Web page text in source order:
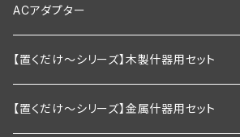
1200mm以下
900ｍｍ以下
1200ｍｍ以下
600ｍｍ以下
900ｍｍ以下
1200ｍｍ以下
棚板幅900×奥行200ｍｍ
棚板幅900×奥行250ｍｍ
棚板幅1200×奥行200ｍｍ
ダブルタイプ
絶縁引掛けタイプ
通常型
調光器付き
ACアダプター
業務用
家庭用向け
【置くだけ～シリーズ】木製什器用セット
2段セット
【置くだけ～シリーズ】金属什器用セット